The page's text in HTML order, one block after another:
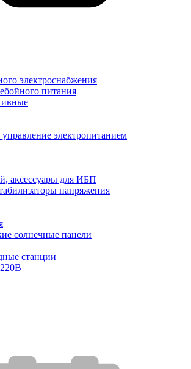
электроснабжения
питания
электропитанием
аксессуары для ИБП
напряжения
солнечные панели
станции